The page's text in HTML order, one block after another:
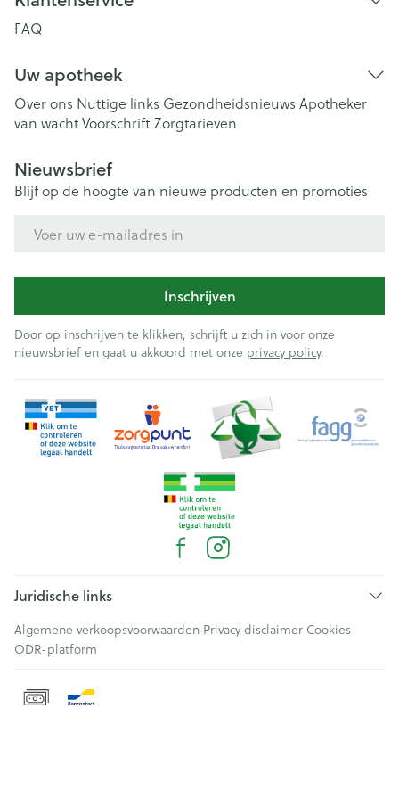
FAQ
Uw apotheek
Over ons Nuttige links Gezondheidsnieuws Apotheker
van wachtVoorschriftZorgtarieven
Nieuwsbrief
Blijf op de hoogte van nieuwe producten en promoties
Inschrijven
Door op inschrijven te klikken, schrijft u zich in voor onze
nieuwsbrief en gaat u akkoord met onze privacy policy.
Juridische links
Algemene verkoopsvoorwaarden Privacy disclaimer Cookies
ODR-platform